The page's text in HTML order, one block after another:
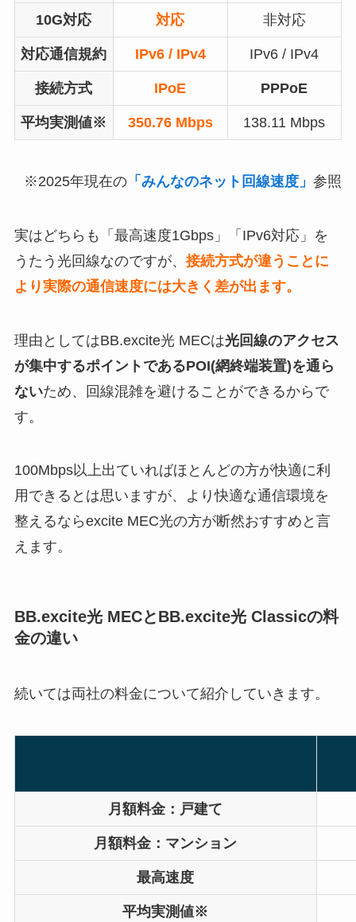
10G対応 対応 非対応
対応通信規約 IPv6 / IPv4 IPv6 / IPv4
接続方式 IPoE PPPoE
平均実測値※ 350.76 Mbps 138.11 Mbps
※2025年現在の 「みんなのネット回線速度」参照
実はどちらも「最高速度1Gbps」「IPv6対応」を
うたう光回線なのですが、 接続方式が違うことに
より実際の通信速度には大きく差が出ます。
理由としてはBB.excite光 MECは光回線のアクセス
が集中するポイントであるPOI(網終端装置)を通ら
ないため、回線混雑を避けることができるからで
す。
100Mbps以上出ていればほとんどの方が快適に利
用できるとは思いますが、より快適な通信環境を
整えるならexcite MEC光の方が断然おすすめと言
えます。
BB.excite光 MECとBB.excite光 Classicの料
金の違い
続いては両社の料金について紹介していきます。
月額料金：戸建て
月額料金：マンション
最高速度
平均実測値※